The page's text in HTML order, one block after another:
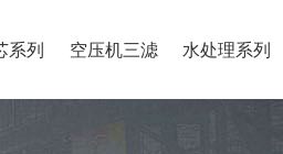
系列 空压机三滤 水处理系列